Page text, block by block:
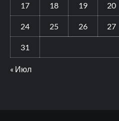
17 18 19 20
24 25 26 27
31
« Июл